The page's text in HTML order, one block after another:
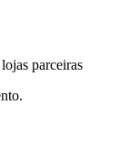
parceiras